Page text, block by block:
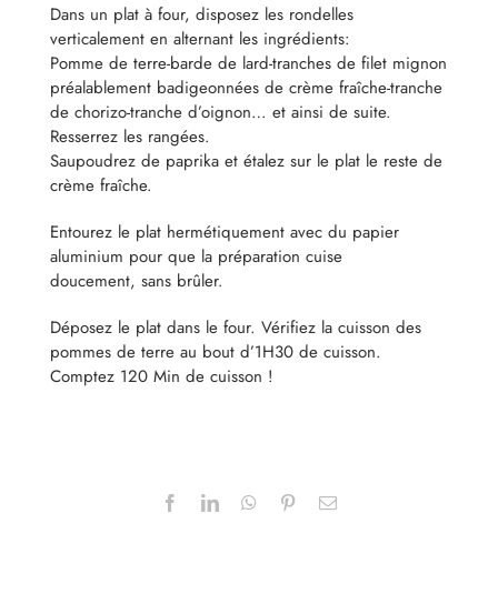
Dans un plat à four, disposez les rondelles
verticalement en alternant les ingrédients:
Pomme de terre-barde de lard-tranches de filet mignon
préalablement badigeonnées de crème fraîche-tranche
de chorizo-tranche d’oignon… et ainsi de suite.
Resserrez les rangées.
Saupoudrez de paprika et étalez sur le plat le reste de
crème fraîche.
Entourez le plat hermétiquement avec du papier
aluminium pour que la préparation cuise
doucement, sans brûler.
Déposez le plat dans le four. Vérifiez la cuisson des
pommes de terre au bout d’1H30 de cuisson.
Comptez 120 Min de cuisson !
FacebookLinkedInWhatsApp
PinterestEmail